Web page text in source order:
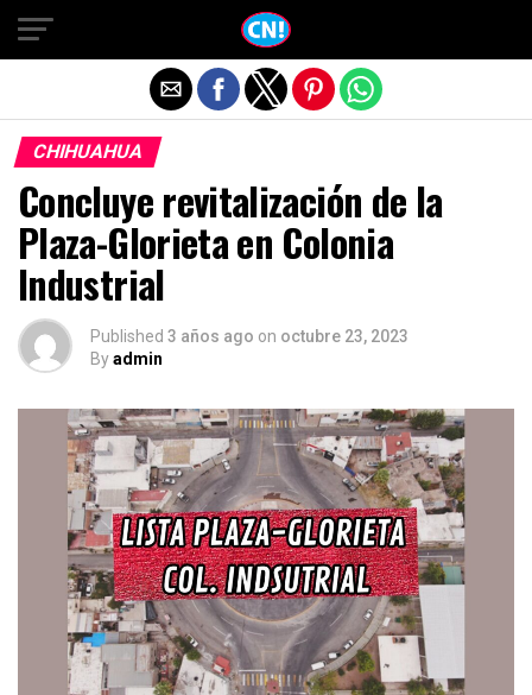
CHIHUAHUA
Concluye revitalización de la
Plaza-Glorieta en Colonia
Industrial
Published 3 años ago on octubre 23, 2023
Byadmin
Salir de la versión móvil